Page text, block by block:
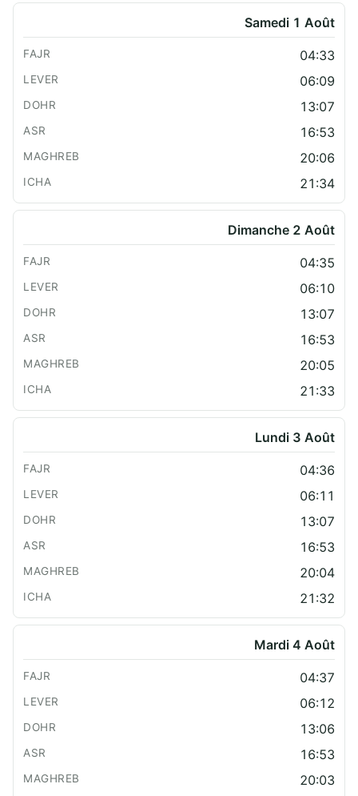
Samedi 1 Août
04:33
06:09
13:07
16:53
20:06
21:34
Dimanche 2 Août
04:35
06:10
13:07
16:53
20:05
21:33
Lundi 3 Août
04:36
06:11
13:07
16:53
20:04
21:32
Mardi 4 Août
04:37
06:12
13:06
16:53
20:03